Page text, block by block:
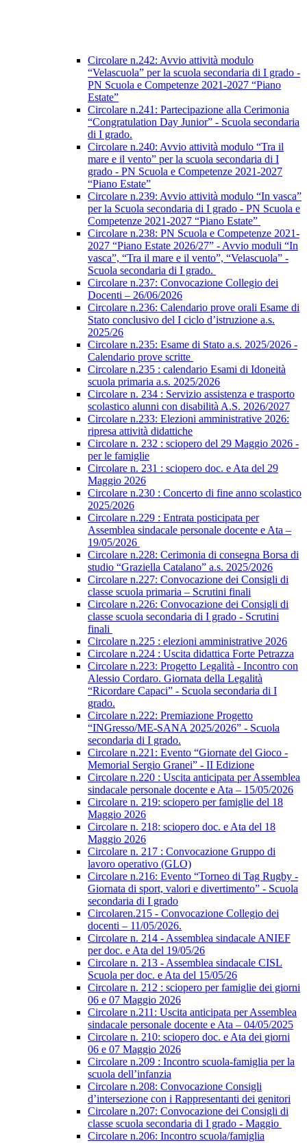
Circolare n.242: Avvio attività modulo
“Velascuola” per la scuola secondaria di I grado -
PN Scuola e Competenze 2021-2027 “Piano
Estate”
Circolare n.241: Partecipazione alla Cerimonia
“Congratulation Day Junior” - Scuola secondaria
di I grado.
Circolare n.240: Avvio attività modulo “Tra il
mare e il vento” per la scuola secondaria di I
grado - PN Scuola e Competenze 2021-2027
“Piano Estate”
Circolare n.239: Avvio attività modulo “In vasca”
per la Scuola secondaria di I grado - PN Scuola e
Competenze 2021-2027 “Piano Estate”
Circolare n.238: PN Scuola e Competenze 2021-
2027 “Piano Estate 2026/27” - Avvio moduli “In
vasca”, “Tra il mare e il vento”, “Velascuola” -
Scuola secondaria di I grado.
Circolare n.237: Convocazione Collegio dei
Docenti – 26/06/2026
Circolare n.236: Calendario prove orali Esame di
Stato conclusivo del I ciclo d’istruzione a.s.
2025/26
Circolare n.235: Esame di Stato a.s. 2025/2026 -
Calendario prove scritte
Circolare n.235 : calendario Esami di Idoneità
scuola primaria a.s. 2025/2026
Circolare n. 234 : Servizio assistenza e trasporto
scolastico alunni con disabilità A.S. 2026/2027
Circolare n.233: Elezioni amministrative 2026:
ripresa attività didattiche
Circolare n. 232 : sciopero del 29 Maggio 2026 -
per le famiglie
Circolare n. 231 : sciopero doc. e Ata del 29
Maggio 2026
Circolare n.230 : Concerto di fine anno scolastico
2025/2026
Circolare n.229 : Entrata posticipata per
Assemblea sindacale personale docente e Ata –
19/05/2026
Circolare n.228: Cerimonia di consegna Borsa di
studio “Graziella Catalano” a.s. 2025/2026
Circolare n.227: Convocazione dei Consigli di
classe scuola primaria – Scrutini finali
Circolare n.226: Convocazione dei Consigli di
classe scuola secondaria di I grado - Scrutini
finali
Circolare n.225 : elezioni amministrative 2026
Circolare n.224 : Uscita didattica Forte Petrazza
Circolare n.223: Progetto Legalità - Incontro con
Alessio Cordaro. Giornata della Legalità
“Ricordare Capaci” - Scuola secondaria di I
grado.
Circolare n.222: Premiazione Progetto
“INGresso/ME-SANA 2025/2026” - Scuola
secondaria di I grado.
Circolare n.221: Evento “Giornate del Gioco -
Memorial Sergio Granei” - II Edizione
Circolare n.220 : Uscita anticipata per Assemblea
sindacale personale docente e Ata – 15/05/2026
Circolare n. 219: sciopero per famiglie del 18
Maggio 2026
Circolare n. 218: sciopero doc. e Ata del 18
Maggio 2026
Circolare n. 217 : Convocazione Gruppo di
lavoro operativo (GLO)
Circolare n.216: Evento “Torneo di Tag Rugby -
Giornata di sport, valori e divertimento” - Scuola
secondaria di I grado
Circolaren.215 - Convocazione Collegio dei
docenti – 11/05/2026.
Circolare n. 214 - Assemblea sindacale ANIEF
per doc. e Ata del 19/05/26
Circolare n. 213 - Assemblea sindacale CISL
Scuola per doc. e Ata del 15/05/26
Circolare n. 212 : sciopero per famiglie dei giorni
06 e 07 Maggio 2026
Circolare n.211: Uscita anticipata per Assemblea
sindacale personale docente e Ata – 04/05/2025
Circolare n. 210: sciopero doc. e Ata dei giorni
06 e 07 Maggio 2026
Circolare n.209 : Incontro scuola-famiglia per la
scuola dell’infanzia
Circolare n.208: Convocazione Consigli
d’intersezione con i Rappresentanti dei genitori
Circolare n.207: Convocazione dei Consigli di
classe scuola secondaria di I grado - Maggio
Circolare n.206: Incontro scuola/famiglia